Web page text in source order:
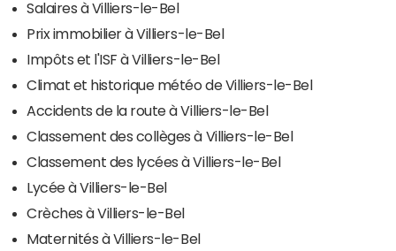
Salaires à Villiers-le-Bel
Prix immobilier à Villiers-le-Bel
Impôts et l'ISF à Villiers-le-Bel
Climat et historique météo de Villiers-le-Bel
Accidents de la route à Villiers-le-Bel
Classement des collèges à Villiers-le-Bel
Classement des lycées à Villiers-le-Bel
Lycée à Villiers-le-Bel
Crèches à Villiers-le-Bel
Maternités à Villiers-le-Bel